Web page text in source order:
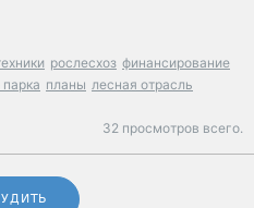
рослесхоз финансирование
планы лесная отрасль
32 просмотров всего.